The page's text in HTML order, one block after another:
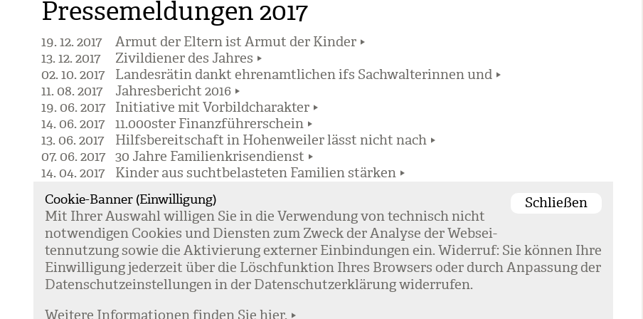
Schließen
Cookie-Banner (Einwilligung)
Mit Ihrer Aus­wahl wil­li­gen Sie in die Ver­wen­dung von tech­nisch nicht
not­wen­di­gen Coo­kies und Diens­ten zum Zweck der Ana­lyse der Web­sei­
ten­nut­zung sowie die Akti­vie­rung exter­ner Ein­bin­dun­gen ein. Wider­ruf: Sie kön­nen Ihre
Ein­wil­li­gung jeder­zeit über die Lösch­funk­tion Ihres Brow­sers oder durch Anpas­sung der
Daten­schutz­ein­stel­lun­gen in der Daten­schutz­er­klä­rung wider­ru­fen.
Pressemeldungen 2017
19. 12. 2017
Armut der Eltern ist Armut der Kinder
13. 12. 2017
Zivildiener des Jahres
02. 10. 2017
Landesrätin dankt ehrenamtlichen ifs Sachwalterinnen und
11. 08. 2017
Jahresbericht 2016
19. 06. 2017 Initiative mit Vorbildcharakter
14. 06. 2017 11.000ster Finanzführerschein
13. 06. 2017
Hilfsbereitschaft in Hohenweiler lässt nicht nach
07. 06. 2017 30 Jahre Familienkrisendienst
14. 04. 2017
Kinder aus suchtbelasteten Familien stärken
03. 04. 2017
Informationsabend für interessierte Freiwillige
02. 03. 2017 Kinderschutz Vorarlberg
03. 02. 2017 Jahresbericht Schuldenberatung 2016
30. 01. 2017 ifs Schuldenberatung begrüßt Verbesserungen im Privatkonk